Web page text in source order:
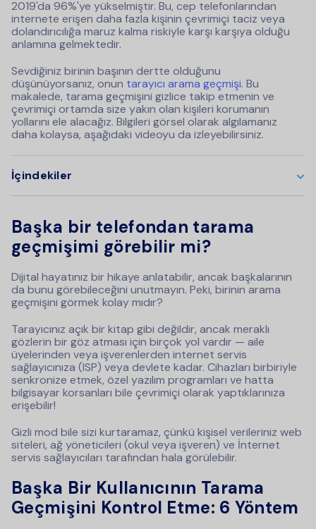
2019'da 96%'ye yükselmiştir. Bu, cep telefonlarından
internete erişen daha fazla kişinin çevrimiçi taciz veya
dolandırıcılığa maruz kalma riskiyle karşı karşıya olduğu
anlamına gelmektedir.
Sevdiğiniz birinin başının dertte olduğunu
düşünüyorsanız, onun tarayıcı arama geçmişi. Bu
makalede, tarama geçmişini gizlice takip etmenin ve
çevrimiçi ortamda size yakın olan kişileri korumanın
yollarını ele alacağız. Bilgileri görsel olarak algılamanız
daha kolaysa, aşağıdaki videoyu da izleyebilirsiniz.
İçindekiler
Başka bir telefondan tarama
geçmişimi görebilir mi?
Dijital hayatınız bir hikaye anlatabilir, ancak başkalarının
da bunu görebileceğini unutmayın. Peki, birinin arama
geçmişini görmek kolay mıdır?
Tarayıcınız açık bir kitap gibi değildir, ancak meraklı
gözlerin bir göz atması için birçok yol vardır — aile
üyelerinden veya işverenlerden internet servis
sağlayıcınıza (ISP) veya devlete kadar. Cihazları birbiriyle
senkronize etmek, özel yazılım programları ve hatta
bilgisayar korsanları bile çevrimiçi olarak yaptıklarınıza
erişebilir!
Gizli mod bile sizi kurtaramaz, çünkü kişisel verileriniz web
siteleri, ağ yöneticileri (okul veya işveren) ve İnternet
servis sağlayıcıları tarafından hala görülebilir.
Başka Bir Kullanıcının Tarama
Geçmişini Kontrol Etme: 6 Yöntem